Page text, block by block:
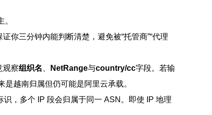
。
你三分钟内能判断清楚，避免被“托管商”“代理
观察组织名 NetRange与country/cc字段。若输
越南归属但仍可能是阿里云承载。
，多个 IP 段会归属于同一 ASN。即使 IP 地理